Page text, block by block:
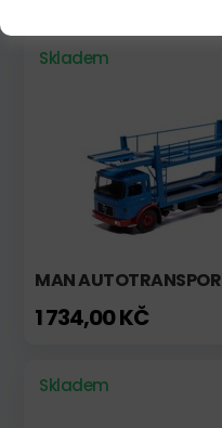
Skladem
MAN
1 734,00 KČ
Skladem